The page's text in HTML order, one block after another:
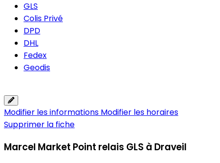
GLS
Colis Privé
DPD
DHL
Fedex
Geodis
Modifier les informations Modifier les horaires
Supprimer la fiche
Marcel Market Point relais GLS à Draveil